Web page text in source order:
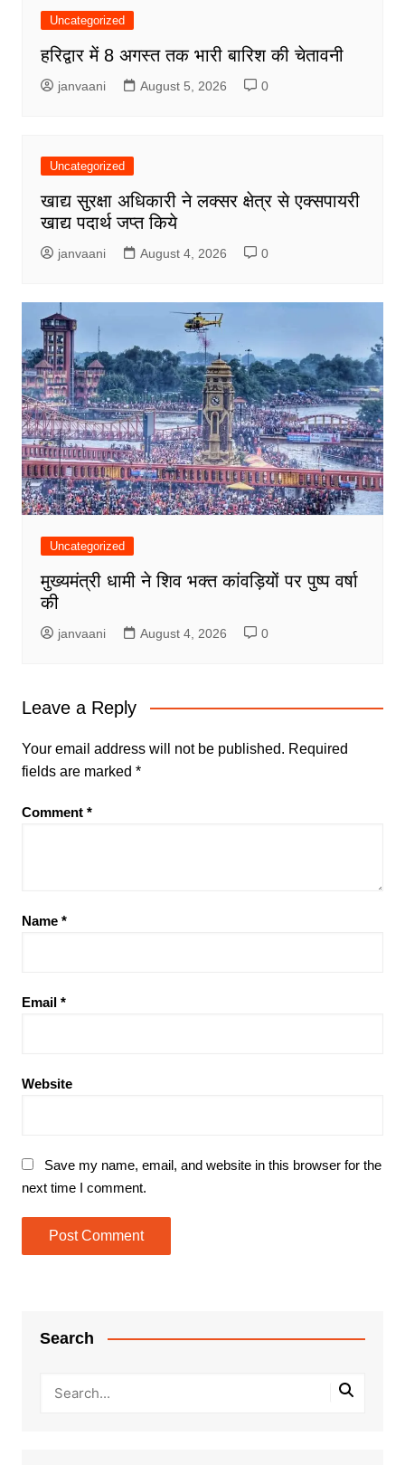
Uncategorized
हरिद्वार में 8 अगस्त तक भारी बारिश की चेतावनी
janvaani August 5, 2026 0
Uncategorized
खाद्य सुरक्षा अधिकारी ने लक्सर क्षेत्र से एक्सपायरी
खाद्य पदार्थ जप्त किये
janvaani August 4, 2026 0
Uncategorized
मुख्यमंत्री धामी ने शिव भक्त कांवड़ियों पर पुष्प वर्षा
की
janvaani August 4, 2026 0
Leave a Reply
Your email address will not be published. Required
fields are marked *
Comment *
Name *
Email *
Website
Save my name, email, and website in this browser for the
next time I comment.
Search